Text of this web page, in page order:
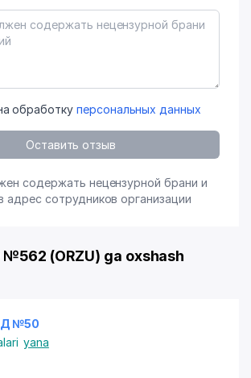
обработку персональных данных
Оставить отзыв
содержать нецензурной брани и
адрес сотрудников организации
№562 (ORZU) ga oxshash
№50
yana